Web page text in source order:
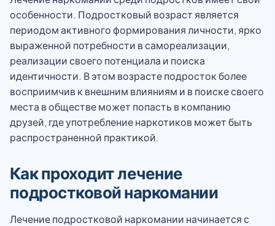
особенности. Подростковый возраст является
периодом активного формирования личности, ярко
выраженной потребности в самореализации,
реализации своего потенциала и поиска
идентичности. В этом возрасте подросток более
восприимчив к внешним влияниям и в поиске своего
места в обществе может попасть в компанию
друзей, где употребление наркотиков может быть
распространенной практикой.
Как проходит лечение
подростковой наркомании
Лечение подростковой наркомании начинается с